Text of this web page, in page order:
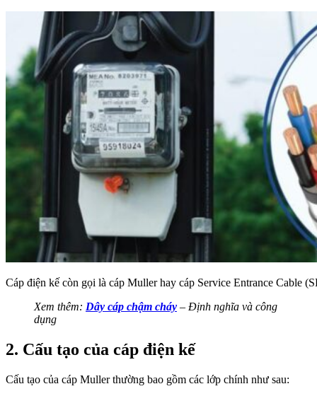
Cáp điện kế còn gọi là cáp Muller hay cáp Service Entrance Cable
Xem thêm: Dây cáp chậm cháy – Định nghĩa và công
dụng
2. Cấu tạo của cáp điện kế
Cấu tạo của cáp Muller thường bao gồm các lớp chính như sau: